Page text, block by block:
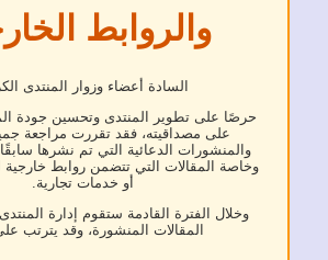
والروابط الخارجية
السادة أعضاء وزوار المنتدى الكرام،
حرصًا على تطوير المنتدى وتحسين جودة المحتوى
على مصداقيته، فقد تقررت مراجعة جميع
والمنشورات الدعائية التي تم نشرها سابقًا بشكل
وخاصة المقالات التي تتضمن روابط خارجية لمواقع
أو خدمات تجارية.
وخلال الفترة القادمة ستقوم إدارة المنتدى بمراجعة
المقالات المنشورة، وقد يترتب على ذلك: